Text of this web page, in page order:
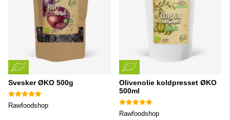
Svesker ØKO 500g
Rawfoodshop
Olivenolie koldpresset ØKO
500ml
Rawfoodshop